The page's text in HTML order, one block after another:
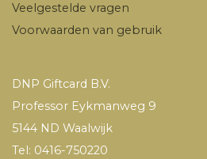
Veelgestelde vragen
Voorwaarden van gebruik
DNP Giftcard B.V.
Professor Eykmanweg 9
5144 ND Waalwijk
Tel: 0416-750220